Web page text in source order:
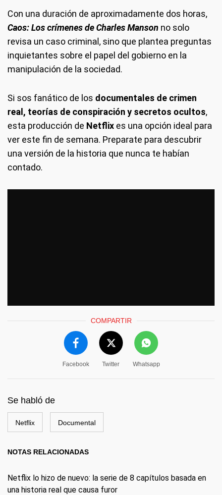
Con una duración de aproximadamente dos horas,
Caos: Los crímenes de Charles Manson no solo
revisa un caso criminal, sino que plantea preguntas
inquietantes sobre el papel del gobierno en la
manipulación de la sociedad.
Si sos fanático de los documentales de crimen
real, teorías de conspiración y secretos ocultos,
esta producción de Netflix es una opción ideal para
ver este fin de semana. Preparate para descubrir
una versión de la historia que nunca te habían
contado.
COMPARTIR
Facebook Twitter Whatsapp
Se habló de
Netflix Documental
NOTAS RELACIONADAS
Netflix lo hizo de nuevo: la serie de 8 capítulos basada en
una historia real que causa furor